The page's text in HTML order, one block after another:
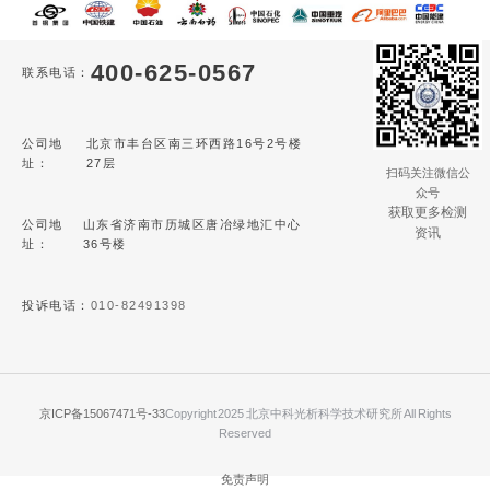
联系电话： 400-625-0567
公司地
址：
北京市丰台区南三环西路16号2号楼
27层
公司地
址：
山东省济南市历城区唐冶绿地汇中心
36号楼
投诉电话： 010-82491398
扫码关注微信公
众号
获取更多检测
资讯
京ICP备15067471号-33Copyright 2025 北京中科光析科学技术研究所 All Rights
Reserved
免责声明